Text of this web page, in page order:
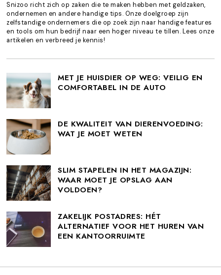
Snizoo richt zich op zaken die te maken hebben met geldzaken,
ondernemen en andere handige tips. Onze doelgroep zijn
zelfstandige ondernemers die op zoek zijn naar handige features
en tools om hun bedrijf naar een hoger niveau te tillen. Lees onze
artikelen en verbreed je kennis!
MET JE HUISDIER OP WEG: VEILIG EN
COMFORTABEL IN DE AUTO
DE KWALITEIT VAN DIERENVOEDING:
WAT JE MOET WETEN
SLIM STAPELEN IN HET MAGAZIJN:
WAAR MOET JE OPSLAG AAN
VOLDOEN?
ZAKELIJK POSTADRES: HÉT
ALTERNATIEF VOOR HET HUREN VAN
EEN KANTOORRUIMTE